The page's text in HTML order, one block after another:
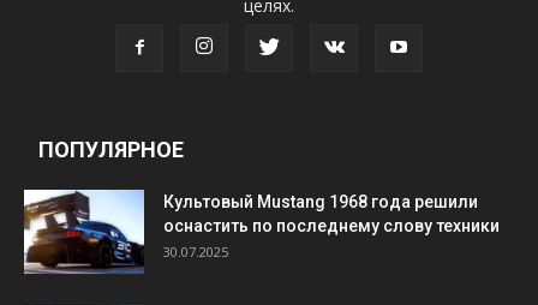
целях.
ПОПУЛЯРНОЕ
Культовый Mustang 1968 года решили
оснастить по последнему слову техники
30.07.2025